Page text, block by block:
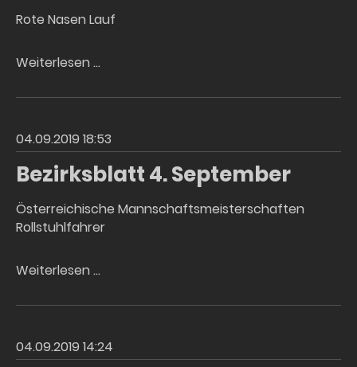
Rote Nasen Lauf
Weiterlesen …
04.09.2019 18:53
Bezirksblatt 4. September
Österreichische Mannschaftsmeisterschaften
Rollstuhlfahrer
Weiterlesen …
September
04.09.2019 14:24